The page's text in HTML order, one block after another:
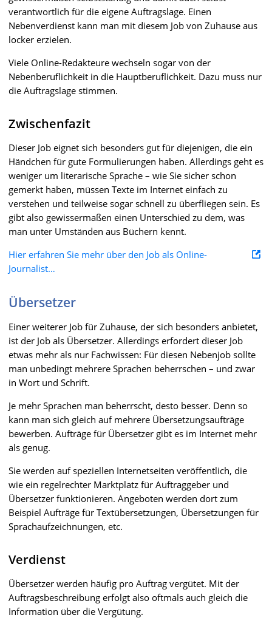
verantwortlich für die eigene Auftragslage. Einen
Nebenverdienst kann man mit diesem Job von Zuhause aus
locker erzielen.
Viele Online-Redakteure wechseln sogar von der
Nebenberuflichkeit in die Hauptberuflichkeit. Dazu muss nur
die Auftragslage stimmen.
Zwischenfazit
Dieser Job eignet sich besonders gut für diejenigen, die ein
Händchen für gute Formulierungen haben. Allerdings geht es
weniger um literarische Sprache – wie Sie sicher schon
gemerkt haben, müssen Texte im Internet einfach zu
verstehen und teilweise sogar schnell zu überfliegen sein. Es
gibt also gewissermaßen einen Unterschied zu dem, was
man unter Umständen aus Büchern kennt.
Hier erfahren Sie mehr über den Job als Online-
Journalist…
Übersetzer
Einer weiterer Job für Zuhause, der sich besonders anbietet,
ist der Job als Übersetzer. Allerdings erfordert dieser Job
etwas mehr als nur Fachwissen: Für diesen Nebenjob sollte
man unbedingt mehrere Sprachen beherrschen – und zwar
in Wort und Schrift.
Je mehr Sprachen man beherrscht, desto besser. Denn so
kann man sich gleich auf mehrere Übersetzungsaufträge
bewerben. Aufträge für Übersetzer gibt es im Internet mehr
als genug.
Sie werden auf speziellen Internetseiten veröffentlich, die
wie ein regelrechter Marktplatz für Auftraggeber und
Übersetzer funktionieren. Angeboten werden dort zum
Beispiel Aufträge für Textübersetzungen, Übersetzungen für
Sprachaufzeichnungen, etc.
Verdienst
Übersetzer werden häufig pro Auftrag vergütet. Mit der
Auftragsbeschreibung erfolgt also oftmals auch gleich die
Information über die Vergütung.